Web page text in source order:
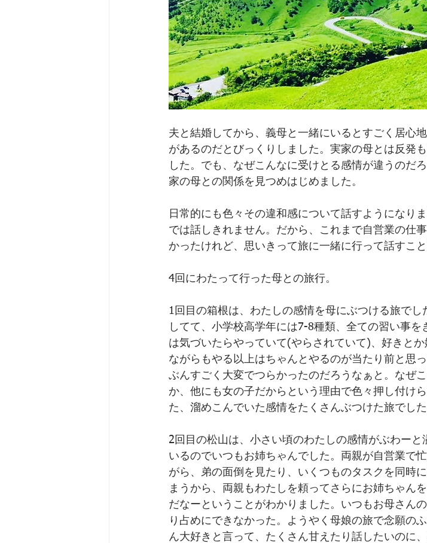
夫と結婚してから、義母と一緒にいるとすごく居心
があるのだとびっくりしました。実家の母とは反発
した。でも、なぜこんなに受けとる感情が違うのだ
家の母との関係を見つめはじめました。
日常的にも色々その違和感について話すようになり
では話しきれません。だから、これまで自営業の仕
かったけれど、思いきって旅に一緒に行って話すこと
4回にわたって行った母との旅行。
1回目の箱根は、わたしの感情を母にぶつける旅で
してて、小学校高学年には7-8種類、全ての習い事
は気づいたらやっていて(やらされていて)、好きと
ながらもやる以上はちゃんとやるのが当たり前と思
ぶんすごく大変でつらかったのだろうなぁと。なぜ
か、他にも女の子だからという理由で色々押し付け
た、溜めこんでいた感情をたくさんぶつけた旅でした
2回目の松山は、小さい頃のわたしの感情がぶわー
いるのでいつもお姉ちゃんでした。両親が自営業で
がら、弟の面倒を見たり、いくつものタスクを同時
まうから、両親もわたしを頼ってさらにお姉ちゃん
だなーということがわかりました。いつもお母さん
り占めにできなかった。ようやく母娘の旅で念願の
ん大好きと言って、たくさん甘えたり話したいのに